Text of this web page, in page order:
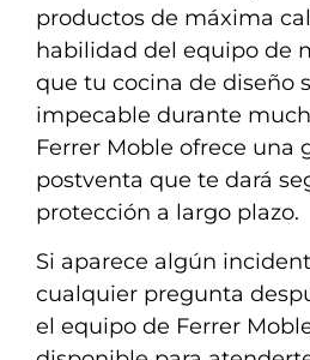
productos de máxima
habilidad del equipo de
que tu cocina de diseño
impecable durante
Ferrer Moble ofrece una
postventa que te dará
protección a largo plazo.
Si aparece algún
cualquier pregunta
el equipo de Ferrer